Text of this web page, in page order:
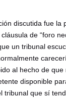
discutida fue la
de “foro
un tribunal
al hecho de que
disponible
tribunal que sí